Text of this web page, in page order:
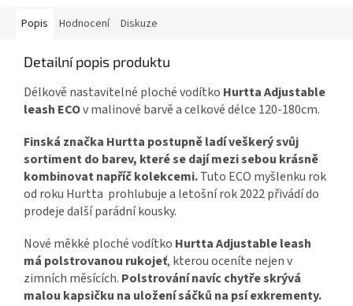
Popis Hodnocení Diskuze
Detailní popis produktu
Délkově nastavitelné ploché vodítko Hurtta Adjustable
leash ECOv malinové barvě a celkové délce 120-180cm.
Finská značka Hurtta postupně ladí veškerý svůj
sortiment do barev, které se dají mezi sebou krásně
kombinovat napříč kolekcemi.Tuto ECO myšlenku rok
od roku Hurtta prohlubuje a letošní rok 2022 přivádí do
prodeje další parádní kousky.
Nové měkké ploché vodítko Hurtta Adjustable leash
má polstrovanou rukojeť, kterou oceníte nejen v
zimních měsících. Polstrování navíc chytře skrývá
malou kapsičku na uložení sáčků na psí exkrementy.